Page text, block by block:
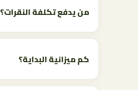
من يدفع تكلفة النقرات؟
كم ميزانية البداية؟